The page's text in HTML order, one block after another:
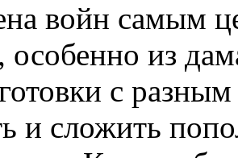
войн самым
из
с
и сложить